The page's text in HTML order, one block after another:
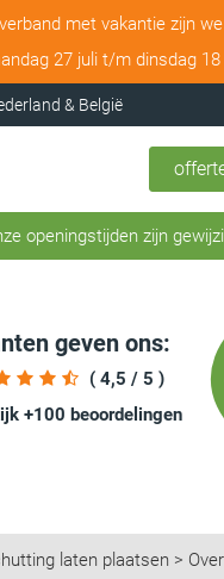
met vakantie zijn
27 juli t/m dinsdag
openingstijden zijn
geven ons:
( 4,5 / 5 )
+100 beoordelingen
laten plaatsen >